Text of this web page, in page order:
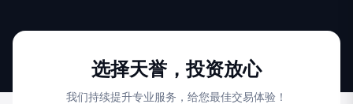
选择天誉，投资放心
我们持续提升专业服务，给您最佳交易体验！